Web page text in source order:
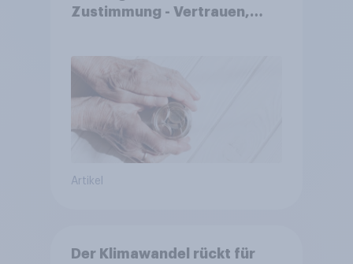
Zustimmung - Vertrauen,
Akzeptanz
Artikel
Der Klimawandel rückt für